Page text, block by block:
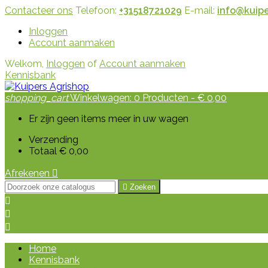
Contacteer ons Telefoon: +31518721029 E-mail:
Inloggen
Account aanmaken
Welkom, Inloggen of Account aanmaken
Kennisbank
shopping_cartWinkelwagen: 0 Producten - € 0,00
Er zijn geen items meer in uw wagen
Verzending
Totaal € 0,00
Afrekenen 
 Zoeken



Home
Kennisbank